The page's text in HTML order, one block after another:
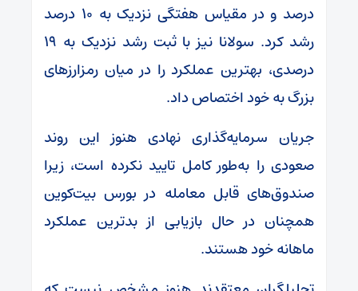
درصد و در مقیاس هفتگی نزدیک به ۱۰ درصد
رشد کرد. سولانا نیز با ثبت رشد نزدیک به ۱۹
درصدی، بهترین عملکرد را در میان رمزارزهای
بزرگ به خود اختصاص داد.
جریان سرمایه‌گذاری نهادی هنوز این روند
صعودی را به‌طور کامل تایید نکرده است، زیرا
صندوق‌های قابل معامله در بورس بیت‌کوین
همچنان در حال بازیابی از بدترین عملکرد
ماهانه خود هستند.